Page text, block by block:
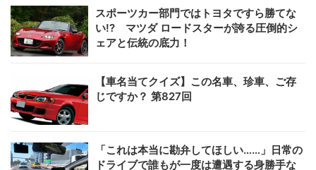
スポーツカー部門ではトヨタですら勝てな
い!? マツダ ロードスターが誇る圧倒的シ
ェアと伝統の底力！
【車名当てクイズ】この名車、珍車、ご存
じですか？ 第827回
「これは本当に勘弁してほしい……」日常の
ドライブで誰もが一度は遭遇する身勝手な